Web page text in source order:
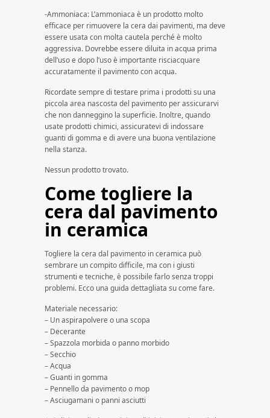
-Ammoniaca: L’ammoniaca è un prodotto molto
efficace per rimuovere la cera dai pavimenti, ma deve
essere usata con molta cautela perché è molto
aggressiva. Dovrebbe essere diluita in acqua prima
dell’uso e dopo l’uso è importante risciacquare
accuratamente il pavimento con acqua.
Ricordate sempre di testare prima i prodotti su una
piccola area nascosta del pavimento per assicurarvi
che non danneggino la superficie. Inoltre, quando
usate prodotti chimici, assicuratevi di indossare
guanti di gomma e di avere una buona ventilazione
nella stanza.
Nessun prodotto trovato.
Come togliere la
cera dal pavimento
in ceramica
Togliere la cera dal pavimento in ceramica può
sembrare un compito difficile, ma con i giusti
strumenti e tecniche, è possibile farlo senza troppi
problemi. Ecco una guida dettagliata su come fare.
Materiale necessario:
– Un aspirapolvere o una scopa
– Decerante
– Spazzola morbida o panno morbido
– Secchio
– Acqua
– Guanti in gomma
– Pennello da pavimento o mop
– Asciugamani o panni asciutti